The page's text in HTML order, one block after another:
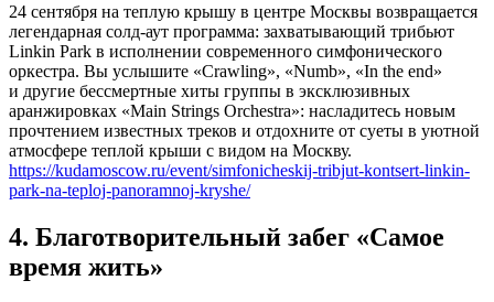
24 сентября на теплую крышу в центре Москвы возвращается
легендарная солд-аут программа: захватывающий трибьют
Linkin Park в исполнении современного симфонического
оркестра. Вы услышите «Crawling», «Numb», «In the end»
и другие бессмертные хиты группы в эксклюзивных
аранжировках «Main Strings Orchestra»: насладитесь новым
прочтением известных треков и отдохните от суеты в уютной
атмосфере теплой крыши с видом на Москву.
https://kudamoscow.ru/event/simfonicheskij-tribjut-kontsert-linkin-
park-na-teploj-panoramnoj-kryshe/
4. Благотворительный забег «Самое
время жить»